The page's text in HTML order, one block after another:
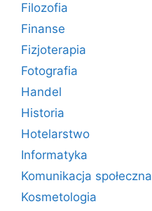
Filozofia
Finanse
Fizjoterapia
Fotografia
Handel
Historia
Hotelarstwo
Informatyka
Komunikacja społeczna
Kosmetologia